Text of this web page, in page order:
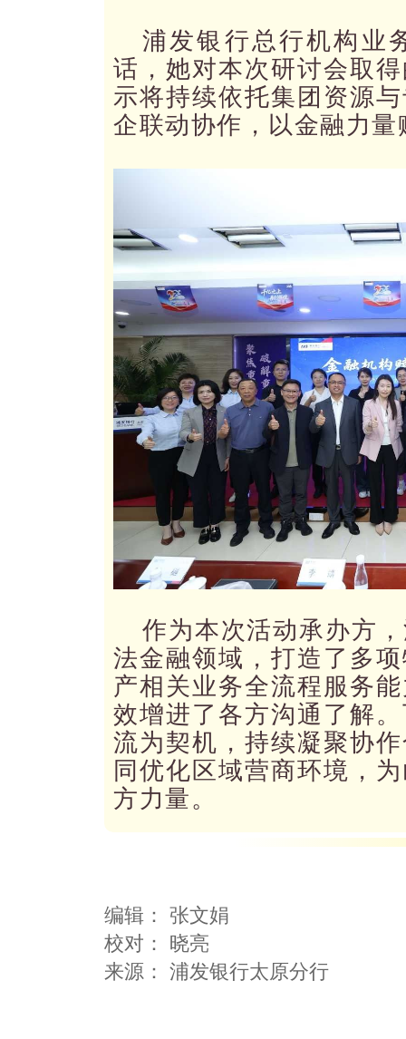
浦发银行总行机构业
话，她对本次研讨会取
示将持续依托集团资源
企联动协作，以金融力
作为本次活动承办方
法金融领域，打造了多
产相关业务全流程服务
效增进了各方沟通了解
流为契机，持续凝聚协
同优化区域营商环境，
方力量。
编辑： 张文娟
校对： 晓亮